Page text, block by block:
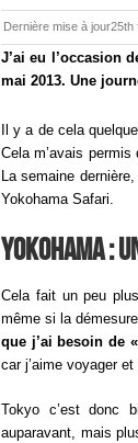
Dernière mise à
J’ai eu l’occasion
mai 2013. Une
Il y a de cela
Cela m’avais permis
La semaine
Yokohama Safari.
Yokohama :
Cela fait un peu
même si la
que j’ai besoin de
car j’aime voyager et
Tokyo c’est donc
auparavant, mais